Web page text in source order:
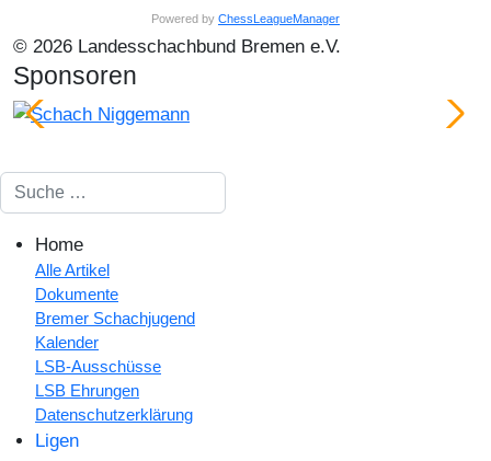
Powered by ChessLeagueManager
© 2026 Landesschachbund Bremen e.V.
Sponsoren
Suchen
Home
Alle Artikel
Dokumente
Bremer Schachjugend
Kalender
LSB-Ausschüsse
LSB Ehrungen
Datenschutzerklärung
Ligen